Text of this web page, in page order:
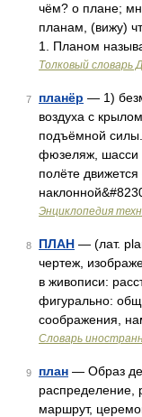
чём? о плане;
планам, (вижу)
1. Планом
Толковый словарь
7 планёр — 1)
воздуха с
подъёмной
фюзеляж, шасси
полёте
Энциклопедия
8 ПЛАН — (лат.
чертеж,
в живописи:
фигурально:
соображения,
Словарь
9 план — Образ
распределение,
маршрут,